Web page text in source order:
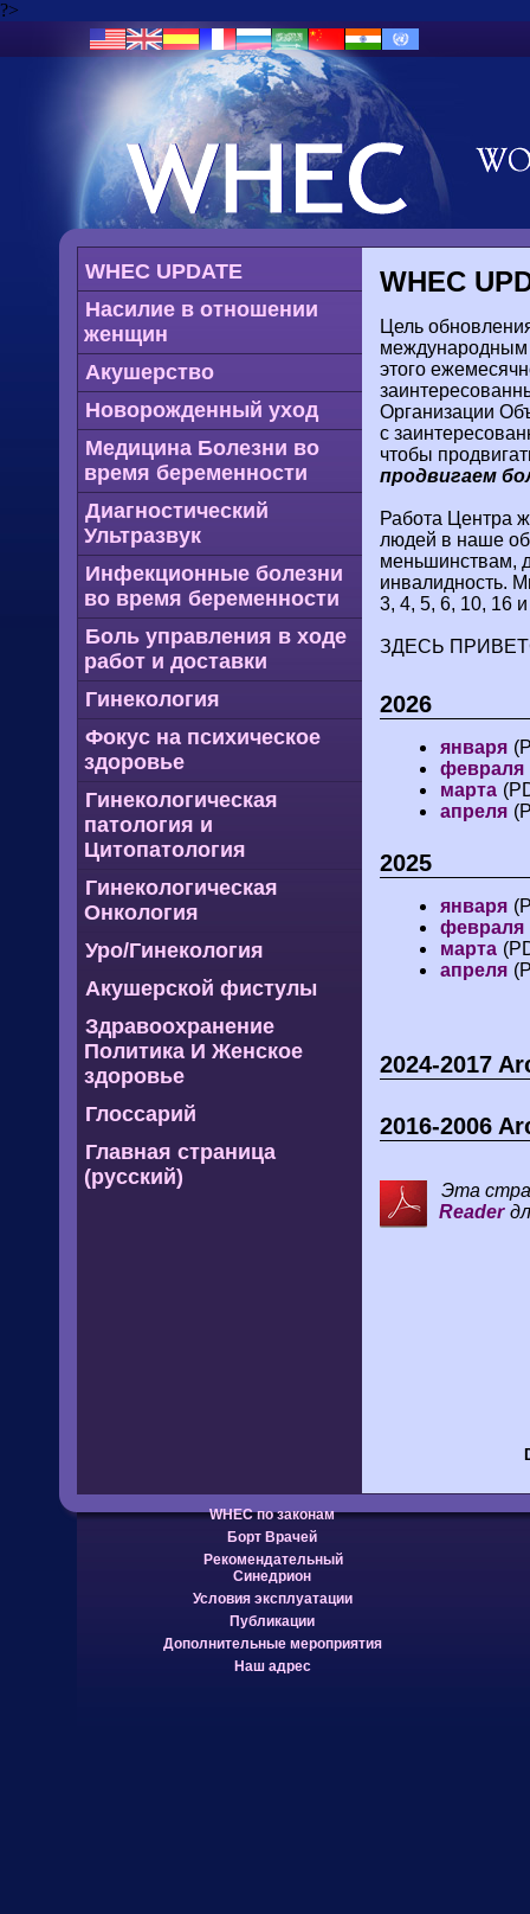
?>
WHEC UPDATE
Насилие в отношении
женщин
Акушерство
Новорожденный уход
Медицина Болезни во
время беременности
Диагностический
Ультразвук
Инфекционные болезни
во время беременности
Боль управления в ходе
работ и доставки
Гинекология
Фокус на психическое
здоровье
Гинекологическая
патология и
Цитопатология
Гинекологическая
Онкология
Уро/Гинекология
Акушерской фистулы
Здравоохранение
Политика И Женское
здоровье
Глоссарий
Главная страница
(русский)
WHEC
Цель
международным
этого
Организации
с
чтобы
продвигаем
Работа Центра
людей в наше
меньшинствам,
инвалидность.
3, 4, 5, 6, 10, 16
ЗДЕСЬ
2026
января
февраля
марта
апреля
2025
января
февраля
марта
апреля
2024-2017
2016-2006
Эта
Reader
WHEC по законам
Борт Врачей
Рекомендательный
Синедрион
Условия эксплуатации
Публикации
Дополнительные мероприятия
Наш адрес